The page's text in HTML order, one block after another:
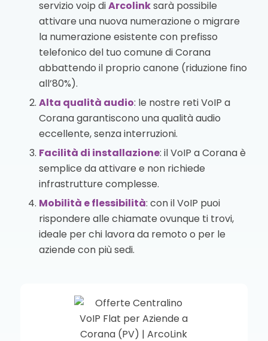
servizio voip diArcolinksarà possibile
attivare una nuova numerazione o migrare
la numerazione esistente con prefisso
telefonico del tuo comune di Corana
abbattendo il proprio canone (riduzione fino
all’80%).
Alta qualità audio: le nostre reti VoIP a
Corana garantiscono una qualità audio
eccellente, senza interruzioni.
Facilità di installazione: il VoIP a Corana è
semplice da attivare e non richiede
infrastrutture complesse.
Mobilità e flessibilità: con il VoIP puoi
rispondere alle chiamate ovunque ti trovi,
ideale per chi lavora da remoto o per le
aziende con più sedi.